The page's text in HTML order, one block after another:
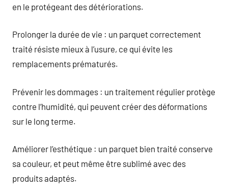
en le protégeant des détériorations.
Prolonger la durée de vie : un parquet correctement
traité résiste mieux à l’usure, ce qui évite les
remplacements prématurés.
Prévenir les dommages : un traitement régulier protège
contre l’humidité, qui peuvent créer des déformations
sur le long terme.
Améliorer l’esthétique : un parquet bien traité conserve
sa couleur, et peut même être sublimé avec des
produits adaptés.